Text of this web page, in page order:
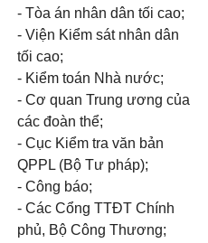
- Tòa án nhân dân tối cao;
- Viện Kiểm sát nhân dân
tối cao;
- Kiểm toán Nhà nước;
- Cơ quan Trung ương của
các đoàn thể;
- Cục Kiểm tra văn bản
QPPL (Bộ Tư pháp);
- Công báo;
- Các Cổng TTĐT Chính
phủ, Bộ Công Thương;